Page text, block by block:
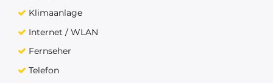
Klimaanlage
Internet / WLAN
Fernseher
Telefon